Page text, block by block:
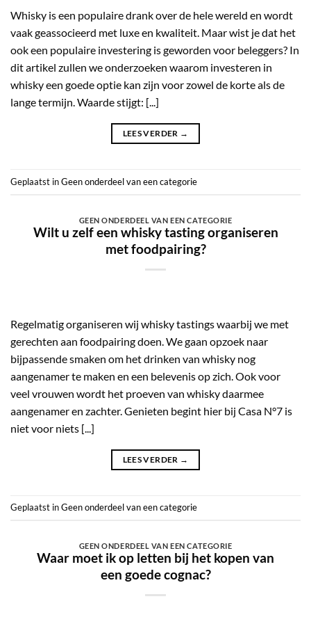
Whisky is een populaire drank over de hele wereld en wordt
vaak geassocieerd met luxe en kwaliteit. Maar wist je dat het
ook een populaire investering is geworden voor beleggers? In
dit artikel zullen we onderzoeken waarom investeren in
whisky een goede optie kan zijn voor zowel de korte als de
lange termijn. Waarde stijgt: [...]
LEES VERDER →
Geplaatst inGeen onderdeel van een categorie
GEEN ONDERDEEL VAN EEN CATEGORIE
Wilt u zelf een whisky tasting organiseren
met foodpairing?
Regelmatig organiseren wij whisky tastings waarbij we met
gerechten aan foodpairing doen. We gaan opzoek naar
bijpassende smaken om het drinken van whisky nog
aangenamer te maken en een belevenis op zich. Ook voor
veel vrouwen wordt het proeven van whisky daarmee
aangenamer en zachter. Genieten begint hier bij Casa N°7 is
niet voor niets [...]
LEES VERDER →
Geplaatst inGeen onderdeel van een categorie
GEEN ONDERDEEL VAN EEN CATEGORIE
Waar moet ik op letten bij het kopen van
een goede cognac?